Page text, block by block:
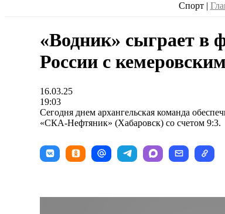
Спорт |
«Водник» сыграет в
России с
16.03.25
19:03
Сегодня днем архангельская команда
«СКА-Нефтяник» (Хабаровск) со счетом 9:3.